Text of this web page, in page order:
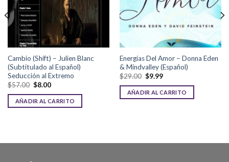
Cambio (Shift) – Julien Blanc
(Subtitulado al Español)
Seducción al Extremo
$57.00 $8.00
AÑADIR AL CARRITO
Energías Del Amor – Donna Eden
& Mindvalley (Español)
$29.00 $9.99
AÑADIR AL CARRITO